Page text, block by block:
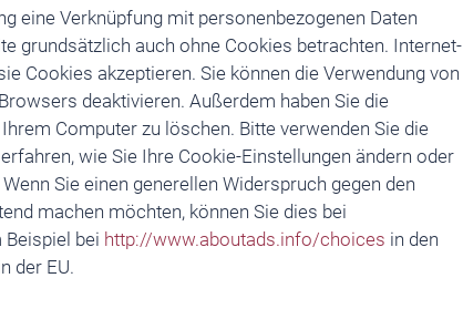
eine Verknüpfung mit personenbezogenen Daten
grundsätzlich auch ohne Cookies betrachten. Internet-
Cookies akzeptieren. Sie können die Verwendung von
deaktivieren. Außerdem haben Sie die
Computer zu löschen. Bitte verwenden Sie die
wie Sie Ihre Cookie-Einstellungen ändern oder
Sie einen generellen Widerspruch gegen den
machen möchten, können Sie dies bei
bei http://www.aboutads.info/choices in den
der EU.